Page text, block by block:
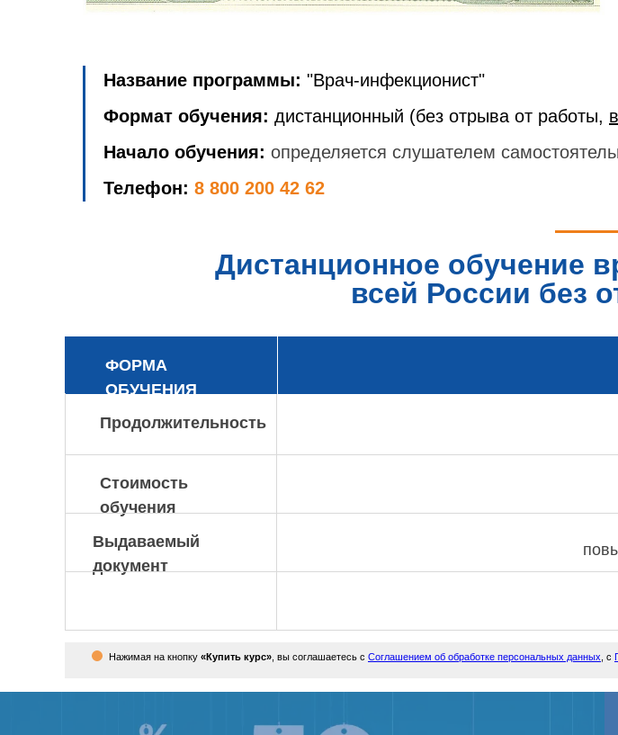
Название программы: "Врач-инфекционист"
Формат обучения: дистанционный (без отрыва от работы,
Начало обучения: определяется слушателем
Телефон: 8 800 200 42 62
Дистанционное обучение
всей России без
ФОРМА
ОБУЧЕНИЯ
Продолжительность
Выдаваемый
документ
Стоимость
обучения
Нажимая на кнопку «Купить курс» , вы соглашаетесь с Соглашением об обработке персональных данных , с